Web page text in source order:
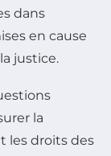
dans
en cause
justice.
la
les droits des